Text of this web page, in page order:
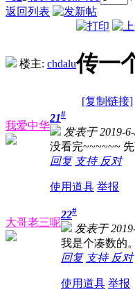
返回列表
楼主: chdalu传一
[复制链接]
我爱中华
21#
发表于 2019-
没看完~~~~~~
回复 支持 反对
使用道具 举报
大哥老三呢
22#
发表于
我是个凑数的
回复 支持 反对
使用道具 举报